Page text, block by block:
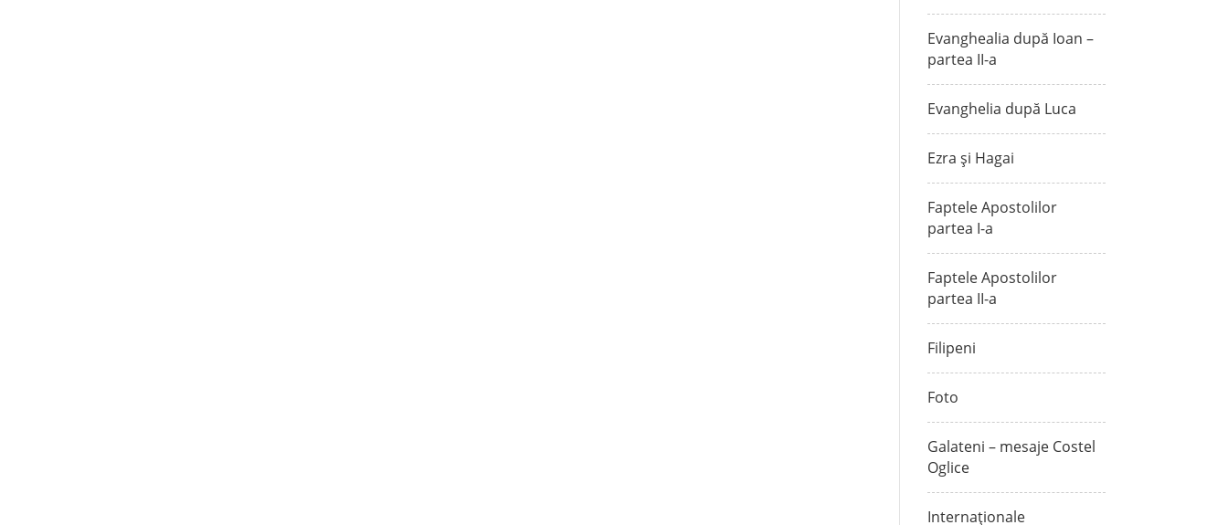
Evanghealia după Ioan –
partea II-a
Evanghelia după Luca
Ezra și Hagai
Faptele Apostolilor
partea I-a
Faptele Apostolilor
partea II-a
Filipeni
Foto
Galateni – mesaje Costel
Oglice
Internaționale